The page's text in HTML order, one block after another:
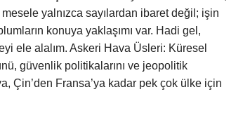
yalnızca sayılardan ibaret değil; işin
konuya yaklaşımı var. Hadi gel,
ele alalım. Askeri Hava Üsleri: Küresel
güvenlik politikalarını ve jeopolitik
Çin’den Fransa’ya kadar pek çok ülke için